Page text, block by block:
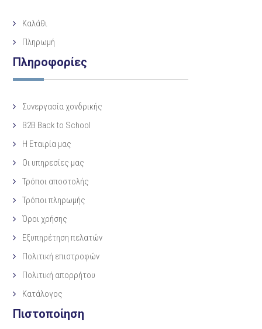
Καλάθι
Πληρωμή
Πληροφορίες
Συνεργασία χονδρικής
B2B Back to School
Η Eταιρία μας
Οι υπηρεσίες μας
Τρόποι αποστολής
Τρόποι πληρωμής
Όροι χρήσης
Εξυπηρέτηση πελατών
Πολιτική επιστροφών
Πολιτική απορρήτου
Κατάλογος
Πιστοποίηση